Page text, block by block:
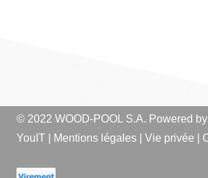
© 2022 WOOD-POOL S.A. Powered by
YouIT
Mentions légales Vie privée